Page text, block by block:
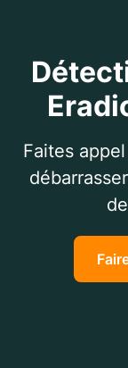
Faites